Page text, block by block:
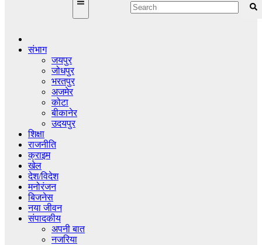
संभाग
जयपुर
जोधपुर
भरतपुर
अजमेर
कोटा
बीकानेर
उदयपुर
शिक्षा
राजनीति
क्राइम
खेल
देश/विदेश
मनोरंजन
बिजनेस
नया जीवन
संपादकीय
अपनी बात
नजरिया